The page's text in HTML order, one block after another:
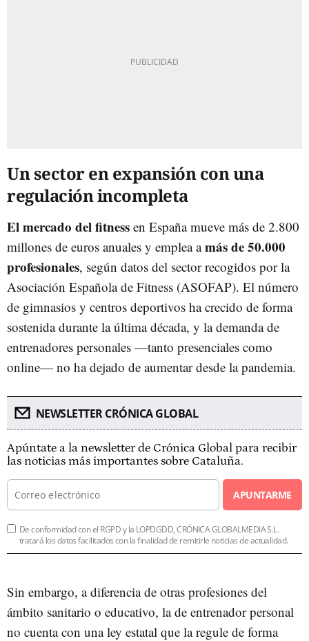
Un sector en expansión con una
regulación incompleta
El mercado del fitness en España mueve más de 2.800
millones de euros anuales y emplea amás de 50.000
profesionales, según datos del sector recogidos por la
Asociación Española de Fitness (ASOFAP). El número
de gimnasios y centros deportivos ha crecido de forma
sostenida durante la última década, y la demanda de
entrenadores personales —tanto presenciales como
online— no ha dejado de aumentar desde la pandemia.
NEWSLETTER CRÓNICA GLOBAL
Apúntate a la newsletter de Crónica Global para recibir
las noticias más importantes sobre Cataluña.
APUNTARME
De conformidad con el RGPD y la LOPDGDD, CRÓNICA GLOBALMEDIA S.L.
tratará los datos facilitados con la finalidad de remitirle noticias de actualidad.
Sin embargo, a diferencia de otras profesiones del
ámbito sanitario o educativo, la de entrenador personal
no cuenta con una ley estatal que la regule de forma